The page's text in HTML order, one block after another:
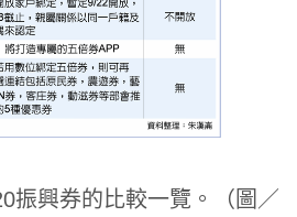
振興券的比較一覽。（圖／